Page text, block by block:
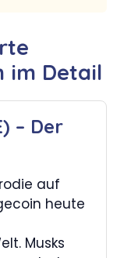
im Detail
– Der
auf
heute
Musks